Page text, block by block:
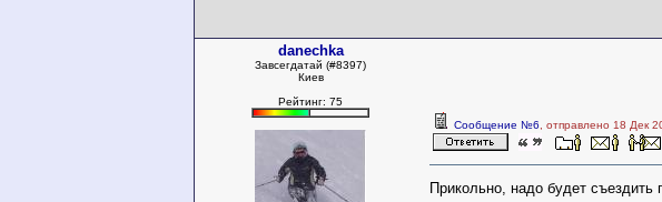
danechka
Завсегдатай (#8397)
Киев
Рейтинг: 75
Сообщение №6 , отправлено 18 Дек
Прикольно, надо будет